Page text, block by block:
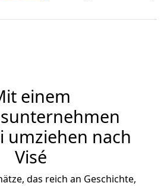
einem
umziehen nach
Visé
das reich an Geschichte,